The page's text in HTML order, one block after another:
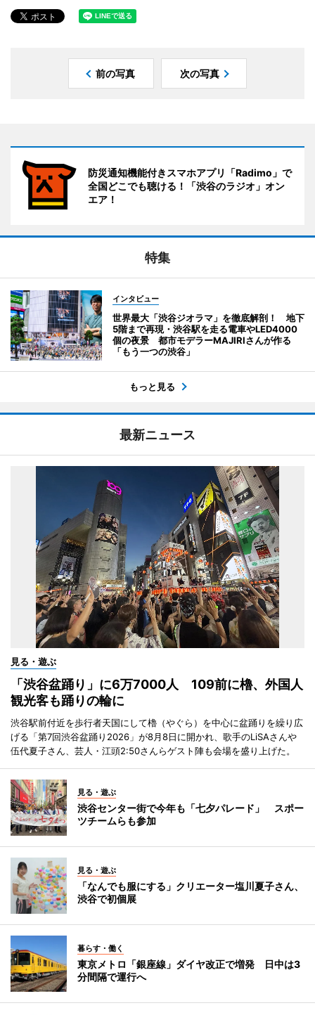
前の写真 次の写真
防災通知機能付きスマホアプリ「Radimo」で
全国どこでも聴ける！「渋谷のラジオ」オン
エア！
特集
インタビュー
世界最大「渋谷ジオラマ」を徹底解剖！ 地下
5階まで再現・渋谷駅を走る電車やLED4000
個の夜景 都市モデラーMAJIRIさんが作る
「もう一つの渋谷」
もっと見る
最新ニュース
見る・遊ぶ
「渋谷盆踊り」に6万7000人 109前に櫓、外国人
観光客も踊りの輪に
渋谷駅前付近を歩行者天国にして櫓（やぐら）を中心に盆踊りを繰り広
げる「第7回渋谷盆踊り2026」が8月8日に開かれ、歌手のLiSAさんや
伍代夏子さん、芸人・江頭2:50さんらゲスト陣も会場を盛り上げた。
見る・遊ぶ
渋谷センター街で今年も「七夕パレード」 スポー
ツチームらも参加
見る・遊ぶ
「なんでも服にする」クリエーター塩川夏子さん、
渋谷で初個展
暮らす・働く
東京メトロ「銀座線」ダイヤ改正で増発 日中は3
分間隔で運行へ